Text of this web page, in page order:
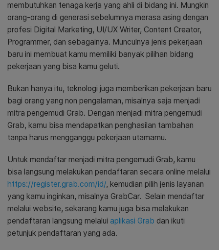
membutuhkan tenaga kerja yang ahli di bidang ini. Mungkin
orang-orang di generasi sebelumnya merasa asing dengan
profesi Digital Marketing, UI/UX Writer, Content Creator,
Programmer, dan sebagainya. Munculnya jenis pekerjaan
baru ini membuat kamu memiliki banyak pilihan bidang
pekerjaan yang bisa kamu geluti.
Bukan hanya itu, teknologi juga memberikan pekerjaan baru
bagi orang yang non pengalaman, misalnya saja menjadi
mitra pengemudi Grab. Dengan menjadi mitra pengemudi
Grab, kamu bisa mendapatkan penghasilan tambahan
tanpa harus mengganggu pekerjaan utamamu.
Untuk mendaftar menjadi mitra pengemudi Grab, kamu
bisa langsung melakukan pendaftaran secara online melalui
https://register.grab.com/id/, kemudian pilih jenis layanan
yang kamu inginkan, misalnya GrabCar. Selain mendaftar
melalui website, sekarang kamu juga bisa melakukan
pendaftaran langsung melalui aplikasi Grab dan ikuti
petunjuk pendaftaran yang ada.